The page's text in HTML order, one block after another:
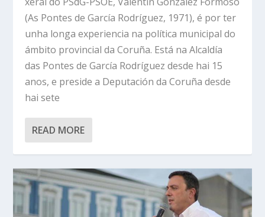
(As Pontes de García Rodríguez, 1971), é por ter
unha longa experiencia na política municipal do
ámbito provincial da Coruña. Está na Alcaldía
das Pontes de García Rodríguez desde hai 15
anos, e preside a Deputación da Coruña desde
hai sete
READ MORE